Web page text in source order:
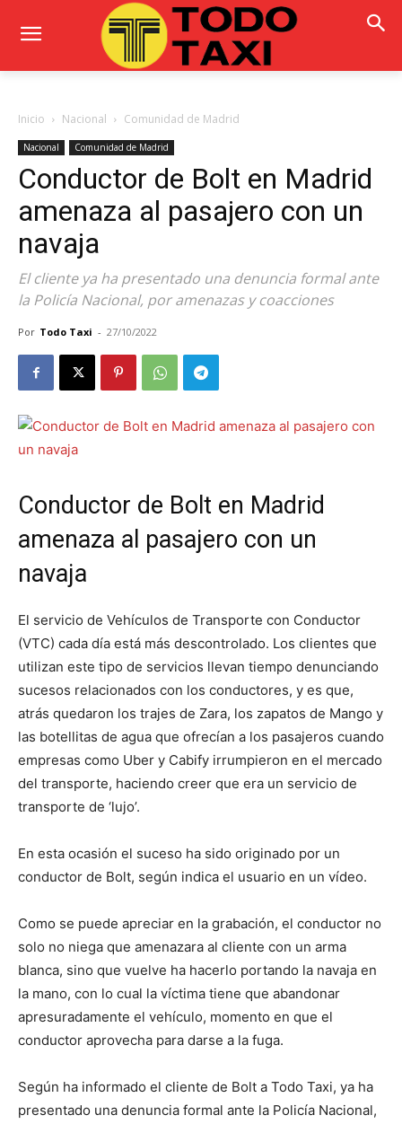
Inicio Nacional Comunidad de Madrid
Nacional Comunidad de Madrid
Conductor de Bolt en Madrid
amenaza al pasajero con un
navaja
El cliente ya ha presentado una denuncia formal ante
la Policía Nacional, por amenazas y coacciones
Por Todo Taxi - 27/10/2022
Conductor de Bolt en Madrid
amenaza al pasajero con un
navaja
El servicio de Vehículos de Transporte con Conductor
(VTC) cada día está más descontrolado. Los clientes que
utilizan este tipo de servicios llevan tiempo denunciando
sucesos relacionados con los conductores, y es que,
atrás quedaron los trajes de Zara, los zapatos de Mango y
las botellitas de agua que ofrecían a los pasajeros cuando
empresas como Uber y Cabify irrumpieron en el mercado
del transporte, haciendo creer que era un servicio de
transporte de ‘lujo’.
En esta ocasión el suceso ha sido originado por un
conductor de Bolt, según indica el usuario en un vídeo.
Como se puede apreciar en la grabación, el conductor no
solo no niega que amenazara al cliente con un arma
blanca, sino que vuelve ha hacerlo portando la navaja en
la mano, con lo cual la víctima tiene que abandonar
apresuradamente el vehículo, momento en que el
conductor aprovecha para darse a la fuga.
Según ha informado el cliente de Bolt a Todo Taxi, ya ha
presentado una denuncia formal ante la Policía Nacional,